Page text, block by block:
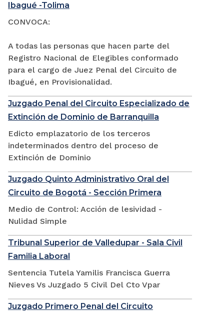
Ibagué -Tolima
CONVOCA:
A todas las personas que hacen parte del
Registro Nacional de Elegibles conformado
para el cargo de Juez Penal del Circuito de
Ibagué, en Provisionalidad.
Juzgado Penal del Circuito Especializado de
Extinción de Dominio de Barranquilla
Edicto emplazatorio de los terceros
indeterminados dentro del proceso de
Extinción de Dominio
Juzgado Quinto Administrativo Oral del
Circuito de Bogotá - Sección Primera
Medio de Control: Acción de lesividad -
Nulidad Simple
Tribunal Superior de Valledupar - Sala Civil
Familia Laboral
Sentencia Tutela Yamilis Francisca Guerra
Nieves Vs Juzgado 5 Civil Del Cto Vpar
Juzgado Primero Penal del Circuito